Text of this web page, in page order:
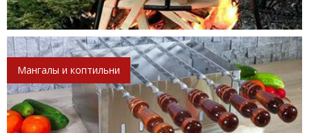
Мангалы и коптильни